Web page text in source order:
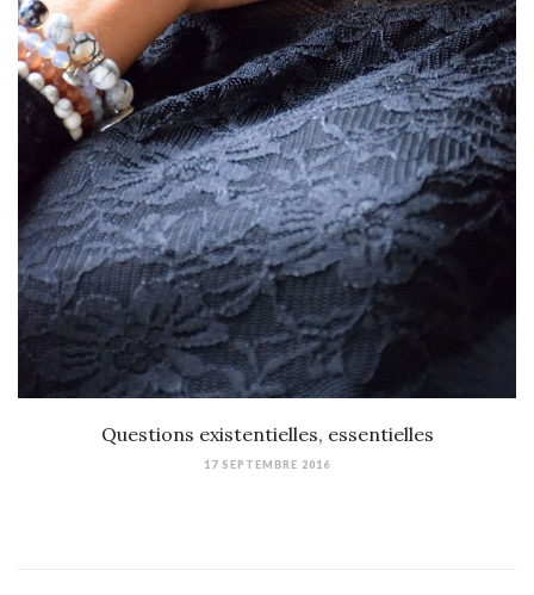
Questions existentielles, essentielles
17 SEPTEMBRE 2016